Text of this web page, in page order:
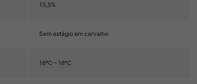
13,5%
Sem estágio em carvalho
16ºC – 18ºC